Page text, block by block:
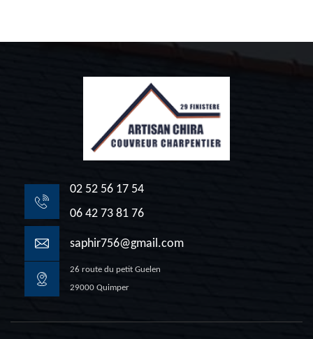
02 52 56 17 54
06 42 73 81 76
saphir756@gmail.com
26 route du petit Guelen
29000 Quimper